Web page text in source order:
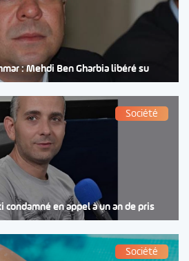
: Mehdi Ben Gharbia libéré su
Société
condamné en appel à un an de pris
Société